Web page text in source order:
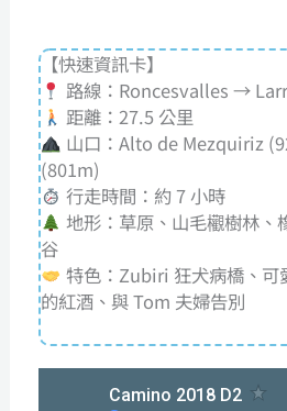
【快速資訊卡】
路線：Roncesvalles →
距離：27.5 公里
山口：Alto de Mezquiriz
(801m)
行走時間：約 7 小時
地形：草原、山毛欟樹林、
谷
特色：Zubiri 狂犬病橋、可
的紅酒、與 Tom 夫婦告別